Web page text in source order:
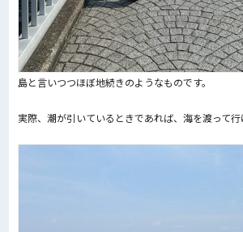
島と言いつつほぼ地続きのようなものです。
実際、潮が引いているときであれば、海を渡って行